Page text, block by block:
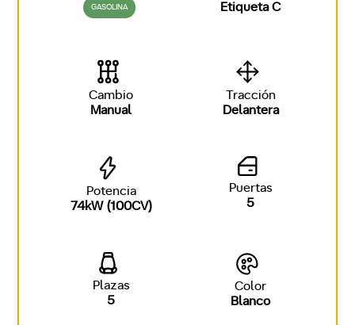
GASOLINA
Etiqueta C
Cambio
Manual
Tracción
Delantera
Potencia
74kW (100CV)
Puertas
5
Plazas
5
Color
Blanco